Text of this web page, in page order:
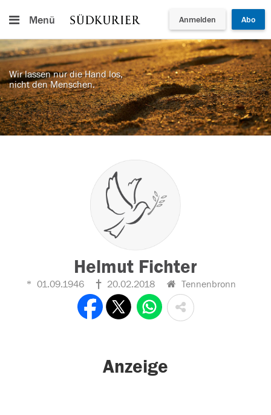
Menü Anmelden Abo
Wir lassen nur die Hand los,
nicht den Menschen.
Helmut Fichter
01.09.1946 20.02.2018 Tennenbronn
Anzeige